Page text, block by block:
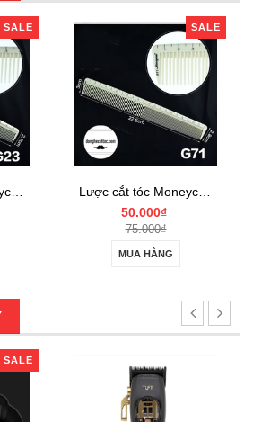
SALE SALE
50.000₫
75.000₫
MUA HÀNG
SALE